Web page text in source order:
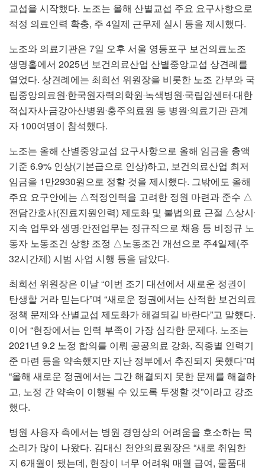
교섭을 시작했다. 노조는 올해 산별교섭 주요 요구사항으로
적정 의료인력 확충, 주 4일제 근무제 실시 등을 제시했다.
노조와 의료기관은 7일 오후 서울 영등포구 보건의료노조
생명홀에서 2025년 보건의료산업 산별중앙교섭 상견례를
열었다. 상견례에는 최희선 위원장을 비롯한 노조 간부와 국
립중앙의료원‧한국원자력의학원‧녹색병원‧국립암센터‧대한
적십자사‧금강아산병원‧충주의료원 등 병원‧의료기관 관계
자 100여명이 참석했다.
노조는 올해 산별중앙교섭 요구사항으로 올해 임금을 총액
기준 6.9% 인상(기본급으로 인상)하고, 보건의료산업 최저
임금을 1만2930원으로 정할 것을 제시했다. 그밖에도 올해
주요 요구안에는 △적정인력을 고려한 정원 마련과 준수 △
전담간호사(진료지원인력) 제도화 및 불법의료 근절 △상시‧
지속 업무와 생명‧안전업무는 정규직으로 채용 등 비정규 노
동자 노동조건 상향 조정 △노동조건 개선으로 주4일제(주
32시간제) 시범 사업 시행 등을 담았다.
최희선 위원장은 이날 “이번 조기 대선에서 새로운 정권이
탄생할 거라 믿는다”며 “새로운 정권에서는 산적한 보건의료
정책 문제와 산별교섭 제도화가 해결되길 바란다”고 말했다.
이어 “현장에서는 인력 부족이 가장 심각한 문제다. 노조는
2021년 9.2 노정 합의를 이뤄 공공의료 강화, 직종별 인력기
준 마련 등을 약속했지만 지난 정부에서 추진되지 못했다”며
“올해 새로운 정권에서는 그간 해결되지 못한 문제를 해결하
고, 노정 간 약속이 이행될 수 있도록 투쟁할 것”이라고 강조
했다.
병원 사용자 측에서는 병원 경영상의 어려움을 호소하는 목
소리가 많이 나왔다. 김대신 천안의료원장은 “새로 취임한
지 6개월이 됐는데, 현장이 너무 어려워 매월 급여, 물품대